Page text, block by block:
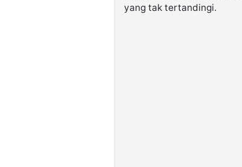
yang tak tertandingi.